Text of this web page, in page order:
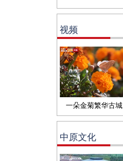
视频
一朵金菊繁华古城
中原文化